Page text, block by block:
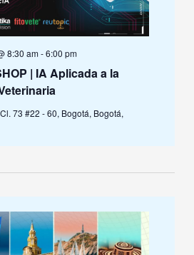
| IA Aplicada a la
8:30 am-6:00 pm
Cl. 73 #22 - 60, Bogotá, Bogotá,